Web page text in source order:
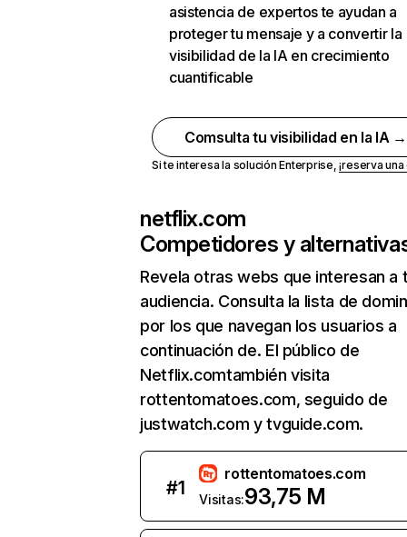
asistencia de expertos te ayudan a
proteger tu mensaje y a convertir la
visibilidad de la IA en crecimiento
cuantificable
Comsulta tu visibilidad en la IA →
Si te interesa la solución Enterprise,¡reserva
netflix.com
Competidores y
Revela otras webs que interesan a
audiencia. Consulta la lista de
por los que navegan los usuarios a
continuación de. El público de
Netflix.comtambién visita
rottentomatoes.com, seguido de
justwatch.com y tvguide.com.
#1
rottentomatoes.com
Visitas:93,75 M